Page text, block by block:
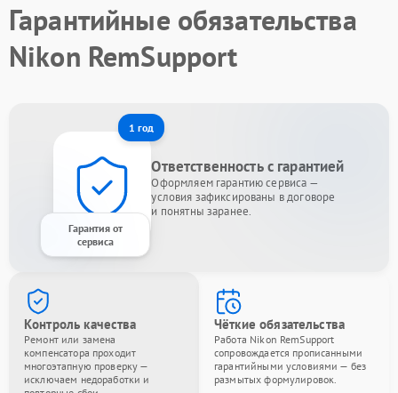
Гарантийные обязательства
Nikon RemSupport
1 год
Гарантия от
сервиса
Ответственность с гарантией
Оформляем гарантию сервиса —
условия зафиксированы в договоре
и понятны заранее.
Контроль качества
Ремонт или замена
компенсатора проходит
многоэтапную проверку —
исключаем недоработки и
Чёткие обязательства
Работа Nikon RemSupport
сопровождается прописанными
гарантийными условиями — без
размытых формулировок.